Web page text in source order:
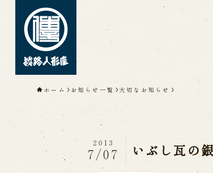
淡路人形座について
人
淡路人形浄瑠璃を受け継いで
ホーム お知らせ一覧 大切なお知らせ
いぶし瓦の
2013
7/07